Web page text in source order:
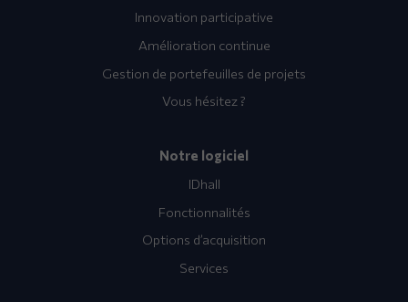
Innovation participative
Amélioration continue
Gestion de portefeuilles de projets
Vous hésitez ?
Notre logiciel
IDhall
Fonctionnalités
Options d’acquisition
Services